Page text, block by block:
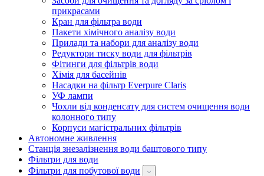
прикрасами
Кран для фільтра води
Пакети хімічного аналізу води
Прилади та набори для аналізу води
Редуктори тиску води для фільтрів
Фітинги для фільтрів води
Хімія для басейнів
Насадки на фільтр Everpure Claris
УФ лампи
Чохли від конденсату для систем очищення води
колонного типу
Корпуси магістральних фільтрів
Автономне живлення
Станція знезалізнення води баштового типу
Фільтри для води
Фільтри для побутової води